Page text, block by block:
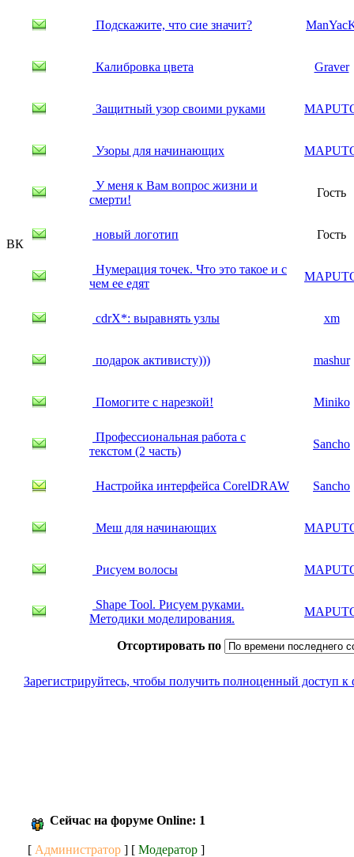
ВК
Подскажите, что сие значит?
Калибровка цвета Graver
Защитный узор своими руками
Узоры для начинающих
У меня к Вам вопрос жизни и
смерти!
Гость
новый логотип Гость
Нумерация точек. Что это такое и с
чем ее едят
cdrX*: выравнять узлы xm
подарок активисту))) mashur
Помогите с нарезкой! Miniko
Профессиональная работа с
текстом (2 часть)
Sancho
Настройка интерфейса CorelDRAW Sancho
Меш для начинающих
Рисуем волосы
Shape Tool. Рисуем руками.
Методики моделирования.
Отсортировать по
Зарегистрируйтесь, чтобы получить полноценный доступ
Сейчас на форуме Online: 1
[ Администратор ] [ Модератор ]